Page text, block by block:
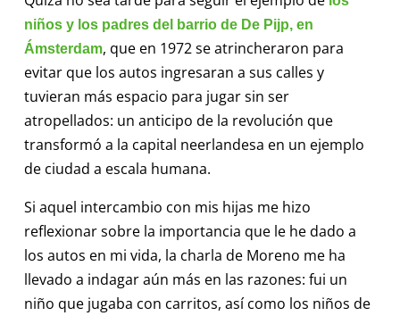
niños y los padres del barrio de De Pijp, en
Ámsterdam, que en 1972 se atrincheraron para
evitar que los autos ingresaran a sus calles y
tuvieran más espacio para jugar sin ser
atropellados: un anticipo de la revolución que
transformó a la capital neerlandesa en un ejemplo
de ciudad a escala humana.
Si aquel intercambio con mis hijas me hizo
reflexionar sobre la importancia que le he dado a
los autos en mi vida, la charla de Moreno me ha
llevado a indagar aún más en las razones: fui un
niño que jugaba con carritos, así como los niños de